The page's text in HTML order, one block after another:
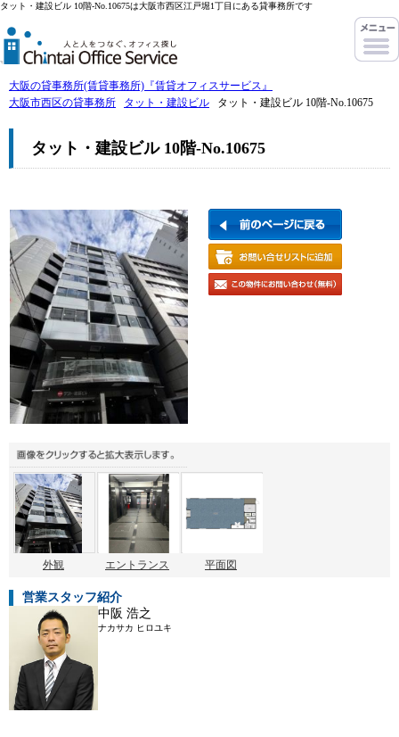
タット・建設ビル 10階-No.10675は大阪市西区江戸堀1丁目にある貸事務所です
大阪の貸事務所(賃貸事務所)『賃貸オフィスサービス』
大阪市西区の貸事務所
タット・建設ビル タット・建設ビル 10階-No.10675
タット・建設ビル 10階-No.10675
外観 エントランス 平面図
営業スタッフ紹介
中阪 浩之
ナカサカ ヒロユキ